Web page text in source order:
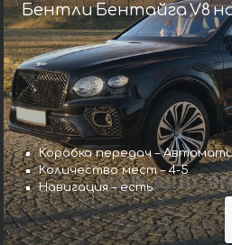
Бентли Бентайга V8
Коробка передач –
Количество мест – 4-5
Навигация – есть